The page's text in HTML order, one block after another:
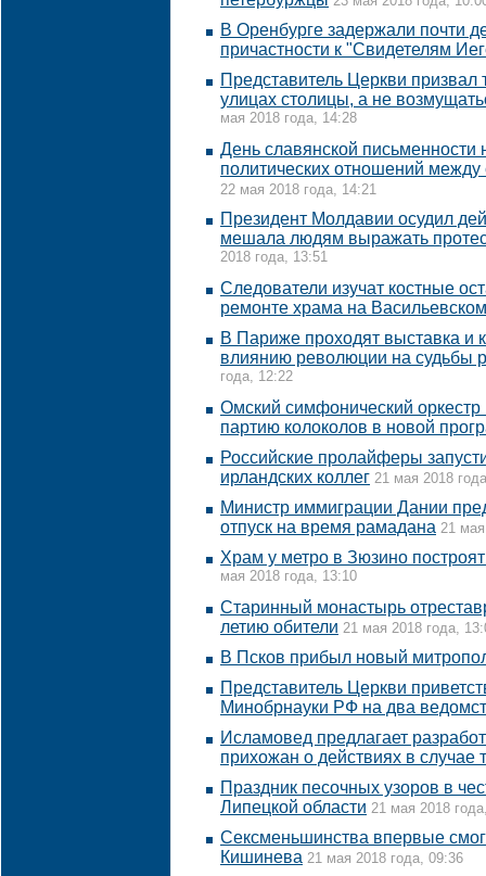
В Оренбурге задержали почти
причастности к "Свидетелям
Представитель Церкви призвал
улицах столицы, а не
мая 2018 года, 14:28
День славянской письменности
политических отношений
22 мая 2018 года, 14:21
Президент Молдавии осудил
мешала людям выражать
2018 года, 13:51
Следователи изучат костные
ремонте храма на
В Париже проходят выставка
влиянию революции на судьбы
года, 12:22
Омский симфонический оркестр
партию колоколов в новой
Российские пролайферы
ирландских коллег 21 мая 2018
Министр иммиграции Дании
отпуск на время рамадана 21
Храм у метро в Зюзино
мая 2018 года, 13:10
Старинный монастырь
летию обители 21 мая 2018 года,
В Псков прибыл новый
Представитель Церкви
Минобрнауки РФ на два
Исламовед предлагает
прихожан о действиях в случае
Праздник песочных узоров в
Липецкой области 21 мая 2018
Сексменьшинства впервые
Кишинева 21 мая 2018 года, 09:36